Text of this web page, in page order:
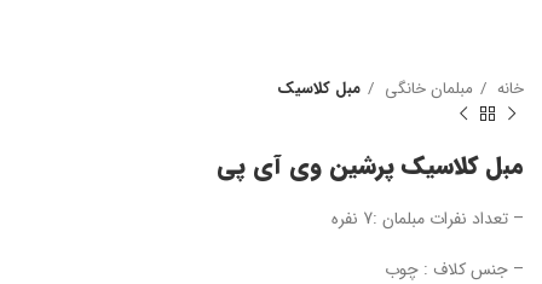
خانه مبلمان خانگی مبل کلاسیک
مبل کلاسیک پرشین وی آی پی
– تعداد نفرات مبلمان :7 نفره
– جنس کلاف : چوب